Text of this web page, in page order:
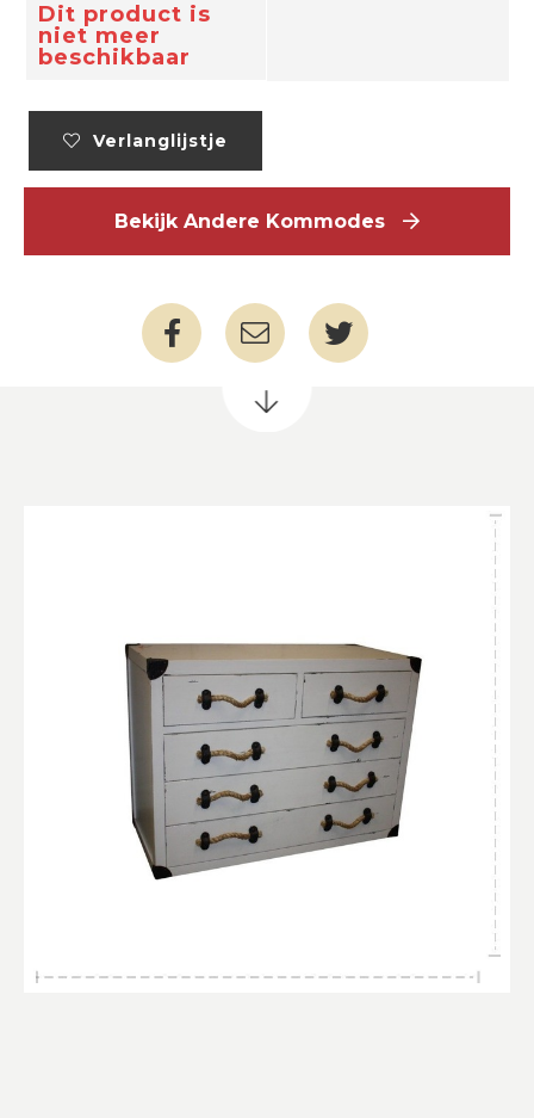
Dit product is
niet meer
beschikbaar
Verlanglijstje
Bekijk Andere Kommodes